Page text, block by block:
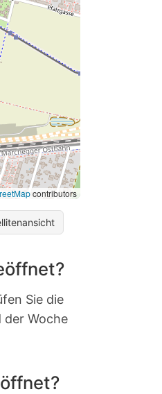
contributors
Sie die
der Woche